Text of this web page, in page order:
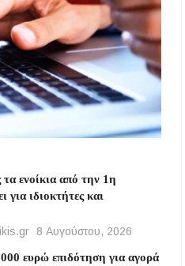
ενοίκια από την 1η
ιδιοκτήτες και
8 Αυγούστου, 2026
ευρώ επιδότηση για αγορά